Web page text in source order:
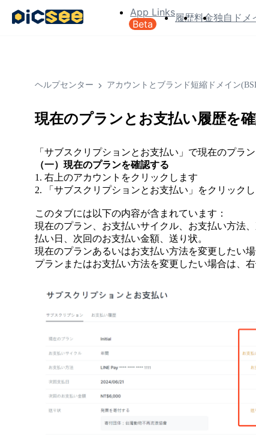
App Links
Beta
履歴料金独自ドメ
ヘルプセンター アカウントとブランド短縮ドメイン
現在のプランとお支払い履歴を
「サブスクリプションとお支払い」で現在のプラ
（一）現在のプランを確認する
1. 右上のアカウントをクリックします
2. 「サブスクリプションとお支払い」をクリックし
このタブには以下の内容が含まれています：
現在のプラン、お支払いサイクル、お支払い方法
払い日、次回のお支払い金額、送り状。
現在のプランあるいはお支払い方法を変更したい
プランまたはお支払い方法を変更したい場合は、